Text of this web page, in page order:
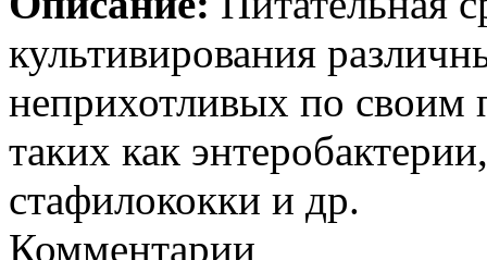
культивирования
неприхотливых по своим
таких как
стафилококки и др.
Комментарии